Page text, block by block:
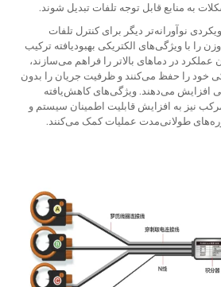
به منابع قابل توجه تلفات تبدیل شوند.
نوآورانه‌تر دیگر برای کنترل تلفات
را با ویژگی‌های الکتریکی بهبودیافته ترکیب
در دماهای بالاتر را فراهم می‌سازند،
خود را حفظ می‌کنند و ظرفیت جریان را بدون
افزایش می‌دهند. ویژگی‌های کاهش‌یافته
نیز به افزایش قابلیت اطمینان سیستم و
طولانی‌مدت عملیات کمک می‌کنند.